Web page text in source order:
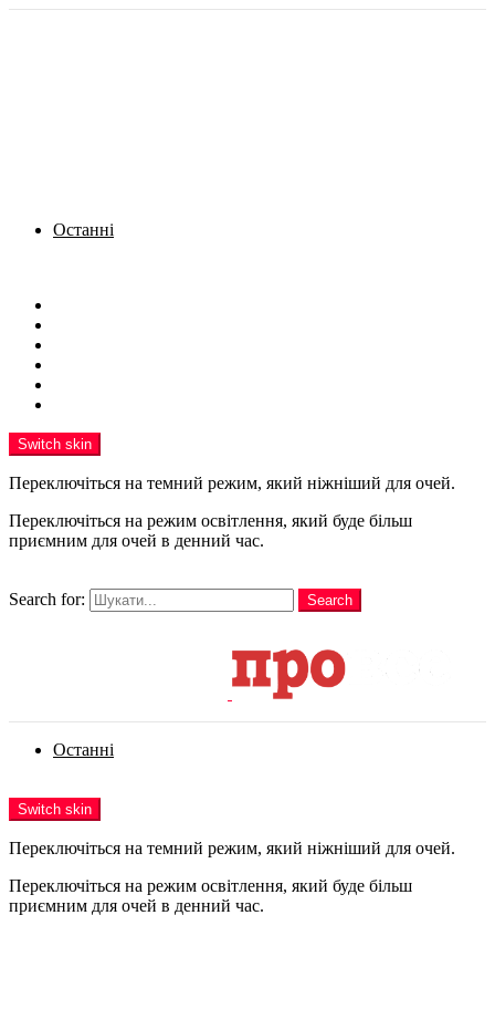
Останні
Switch skin
Переключіться на темний режим, який ніжніший для очей.
Переключіться на режим освітлення, який буде більш
приємним для очей в денний час.
Search for:
Search
Останні
Switch skin
Переключіться на темний режим, який ніжніший для очей.
Переключіться на режим освітлення, який буде більш
приємним для очей в денний час.